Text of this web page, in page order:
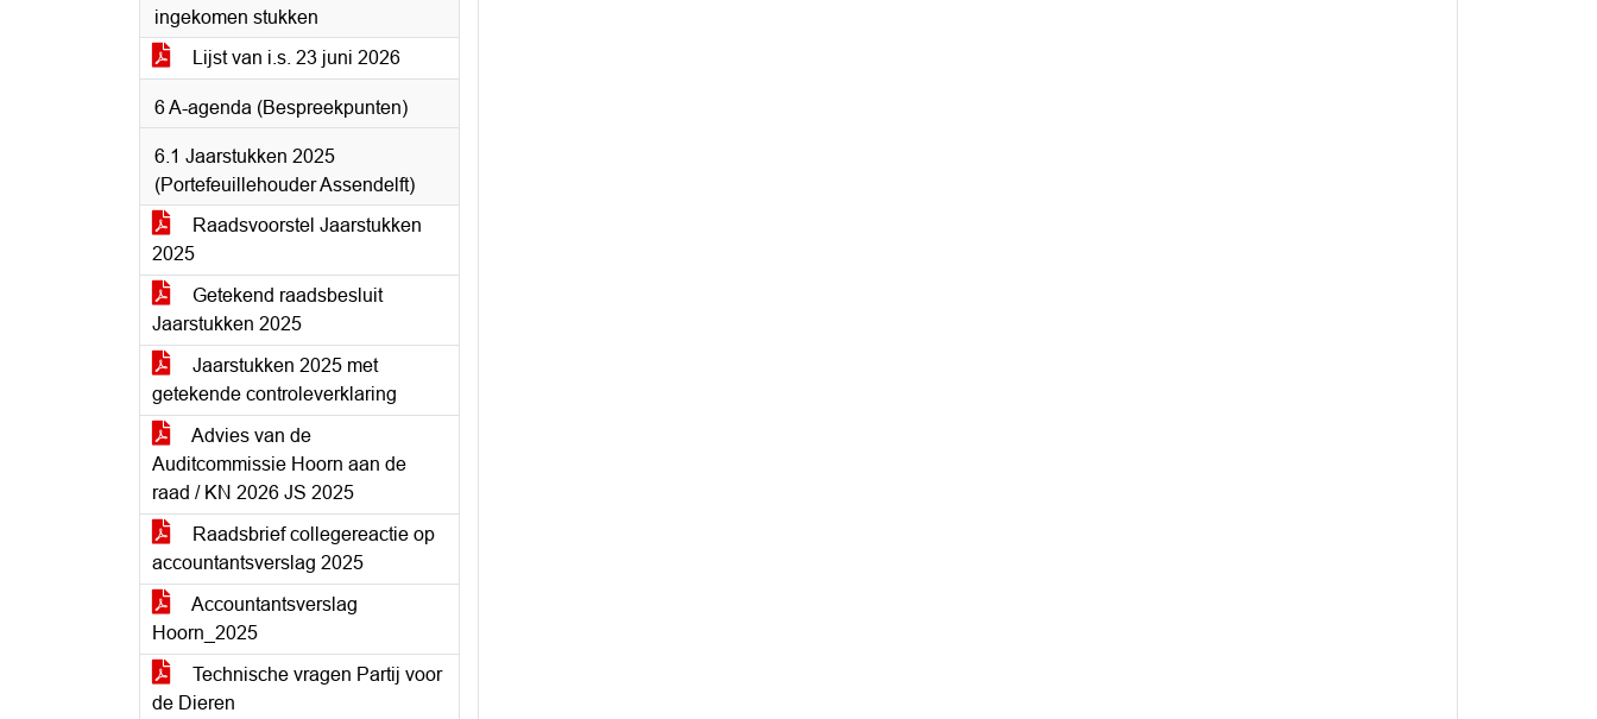
ingekomen stukken
Lijst van i.s. 23 juni 2026
6 A-agenda (Bespreekpunten)
6.1 Jaarstukken 2025
(Portefeuillehouder Assendelft)
Raadsvoorstel Jaarstukken
2025
Getekend raadsbesluit
Jaarstukken 2025
Jaarstukken 2025 met
getekende controleverklaring
Advies van de
Auditcommissie Hoorn aan de
raad / KN 2026 JS 2025
Raadsbrief collegereactie op
accountantsverslag 2025
Accountantsverslag
Hoorn_2025
Technische vragen Partij voor
de Dieren